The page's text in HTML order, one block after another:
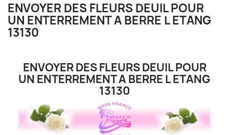
ENVOYER DES FLEURS DEUIL POUR
UN ENTERREMENT A BERRE L ETANG
13130
ENVOYER DES FLEURS DEUIL POUR
UN ENTERREMENT A BERRE L ETANG
13130